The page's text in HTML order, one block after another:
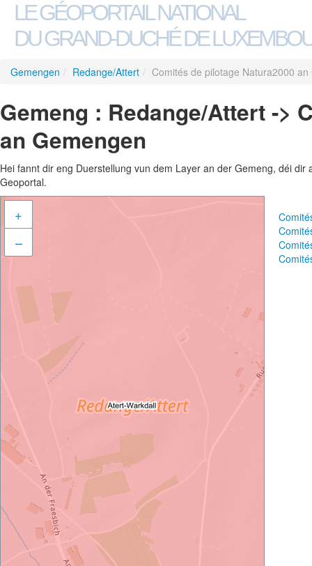
LE GÉOPORTAIL NATIONAL
DU GRAND-DUCHÉ DE
Gemengen / Redange/Attert / Comités de pilotage Natura2000
Gemeng : Redange/Attert ->
an Gemengen
Hei fannt dir eng Duerstellung vun dem Layer an der Gemeng, déi
Geoportal.
+
–